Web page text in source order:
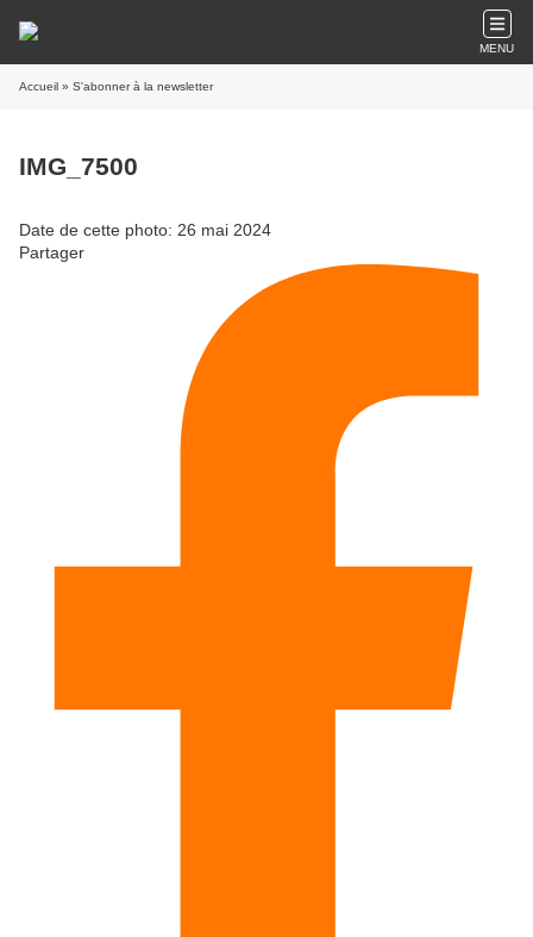
MENU
Accueil » S'abonner à la newsletter
IMG_7500
Date de cette photo: 26 mai 2024
Partager